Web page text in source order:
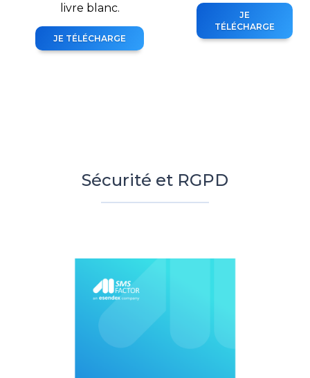
livre blanc.
JE TÉLÉCHARGE
JE
TÉLÉCHARGE
Sécurité et RGPD